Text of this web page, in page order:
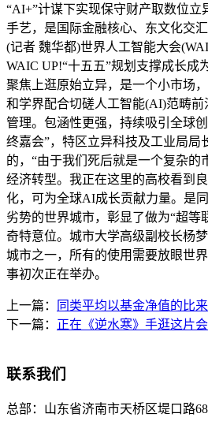
“AI+”计谋下实现保守财产取数位立
手艺，是国际金融核心、东文化交
(记者 魏华都)世界人工智能大会
WAIC UP!“十五五”规划支撑成长成
聚焦上逛原始立异，是一个小市场
和学界配合切磋人工智能(AI)范畴
管理。包涵性更强，持续吸引全球
终嘉会”，特区立异科技及工业局局
的，“由于我们死后就是一个复杂的
经济转型。我正在这里的高校看到
化，可为全球AI成长贡献力量。是
劣势的世界城市，彰显了做为“超等
奇特意位。城市大学高级副校长杨
城市之一，所有的使用需要放眼世
事初次正在举办。
上一篇：
同类平均以基金净值的比
下一篇： 正在《逆水寒》手逛这片
联系我们
总部： 山东省济南市天桥区堤口路